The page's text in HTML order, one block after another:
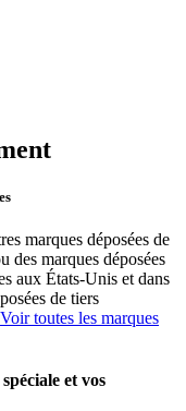
marques déposées de
des marques déposées
aux États-Unis et dans
de tiers
Voir toutes les marques
et vos